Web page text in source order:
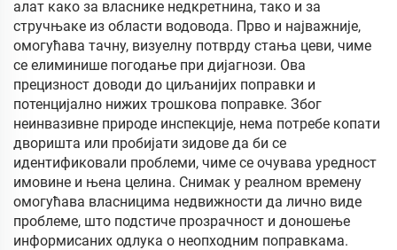
избору
алат како за власнике недкретнина, тако и за
стручњаке из области водовода. Прво и најважније,
омогућава тачну, визуелну потврду стања цеви, чиме
се елиминише погодање при дијагнози. Ова
прецизност доводи до циљанијих поправки и
потенцијално нижих трошкова поправке. Због
неинвазивне природе инспекције, нема потребе копати
дворишта или пробијати зидове да би се
идентификовали проблеми, чиме се очувава уредност
имовине и њена целина. Снимак у реалном времену
омогућава власницима недвижности да лично виде
проблеме, што подстиче прозрачност и доношење
информисаних одлука о неопходним поправкама.